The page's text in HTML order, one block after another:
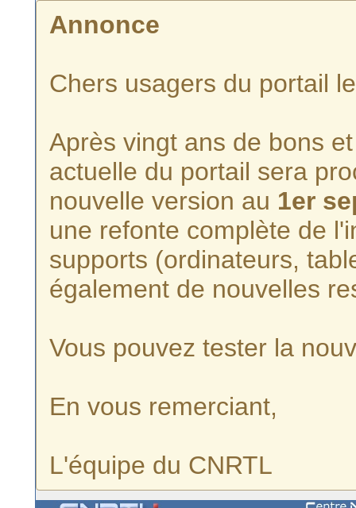
Annonce
Chers usagers du portail
Après vingt ans de bons
actuelle du portail sera
nouvelle version au 1er
une refonte complète de
supports (ordinateurs,
également de nouvelles
Vous pouvez tester la
En vous remerciant,
L'équipe du CNRTL